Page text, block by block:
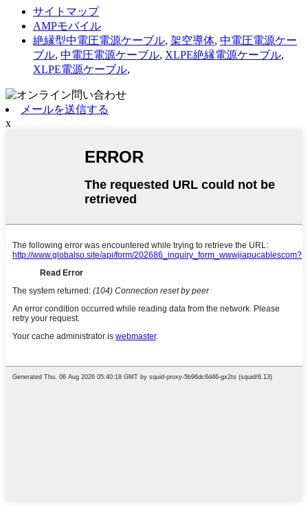
サイトマップ
AMPモバイル
絶縁型中電圧電源ケーブル, 架空導体, 中電圧電源ケー
ブル, 中電圧電源ケーブル, XLPE絶縁電源ケーブル,
XLPE電源ケーブル,
メールを送信する
x